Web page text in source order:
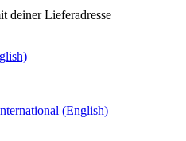
deiner Lieferadresse
(English)